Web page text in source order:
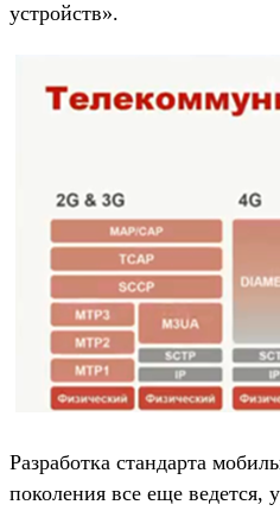
устройств».
Разработка стандарта
поколения все еще ведется,